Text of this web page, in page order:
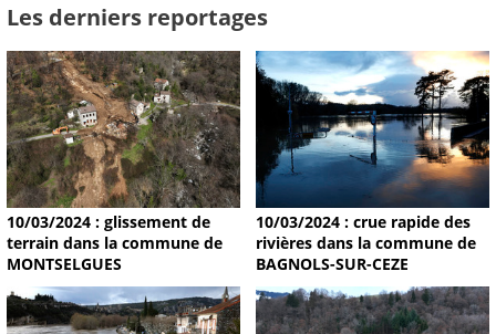
Les derniers reportages
10/03/2024 : glissement de
terrain dans la commune de
MONTSELGUES
10/03/2024 : crue rapide des
rivières dans la commune de
BAGNOLS-SUR-CEZE